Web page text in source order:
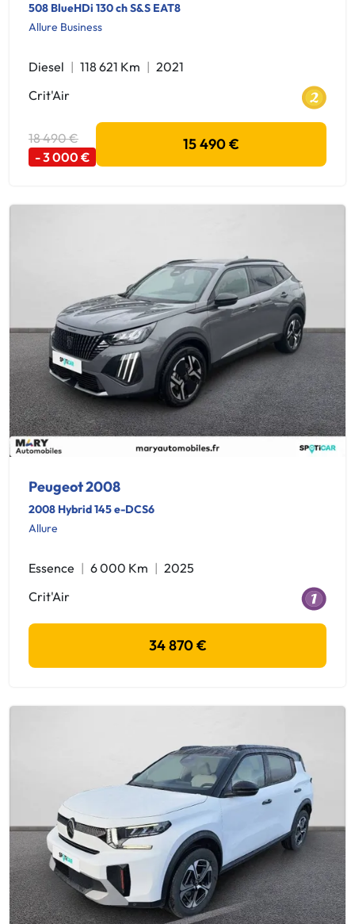
508 BlueHDi 130 ch S&S EAT8
Allure Business
Diesel 118 621 Km
2021
Crit'Air
18 490 €
- 3 000 €
15 490 €
Peugeot 2008
2008 Hybrid 145 e-DCS6
Allure
Essence 6 000 Km
2025
Crit'Air
34 870 €